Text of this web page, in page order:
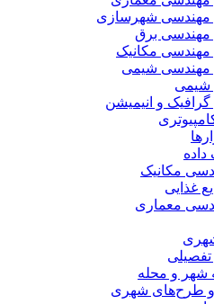
شهرسازی
برق
مکانیک
شیمی
و انیمیشن
معماری
و محله
شهری